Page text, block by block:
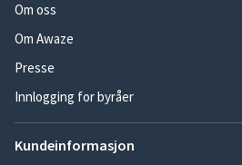
Om oss
Om Awaze
Presse
Innlogging for byråer
Kundeinformasjon